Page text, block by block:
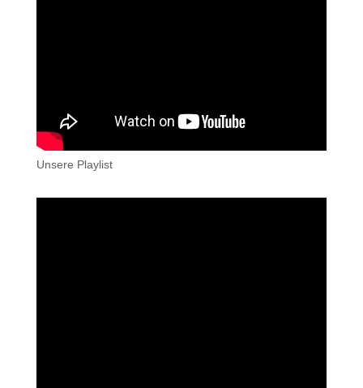
Unsere Playlist